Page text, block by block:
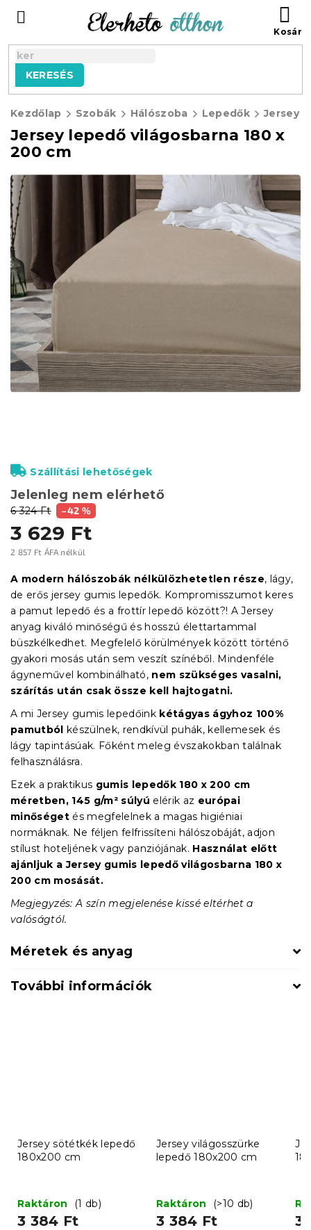
tartalomhoz
KERESÉS
Kezdőlap Szobák Hálószoba Lepedők Jersey
Jersey lepedő világosbarna 180 x
200 cm
6 324 Ft –42 %
3 629 Ft
2 857 Ft ÁFA nélkül
Jelenleg nem elérhető
Szállítási lehetőségek
A modern hálószobák nélkülözhetetlen része, lágy,
de erős jersey gumis lepedők. Kompromisszumot keres
a pamut lepedő és a frottír lepedő között?! A Jersey
anyag kiváló minőségű és hosszú élettartammal
büszkélkedhet. Megfelelő körülmények között történő
gyakori mosás után sem veszít színéből. Mindenféle
ágyneművel kombinálható, nem szükséges vasalni,
szárítás után csak össze kell hajtogatni.
A mi Jersey gumis lepedőink kétágyas ágyhoz 100%
pamutból készülnek, rendkívül puhák, kellemesek és
lágy tapintásúak. Főként meleg évszakokban találnak
felhasználásra.
Ezek a praktikus gumis lepedők 180 x 200 cm
méretben, 145 g/m² súlyú elérik az európai
minőséget és megfelelnek a magas higiéniai
normáknak. Ne féljen felfrissíteni hálószobáját, adjon
stílust hoteljének vagy panziójának. Használat előtt
ajánljuk a Jersey gumis lepedő világosbarna 180 x
200 cm mosását.
Megjegyzés: A szín megjelenése kissé eltérhet a
valóságtól.
Méretek és anyag
További információk
Jersey sötétkék lepedő
180x200 cm
Raktáron (1 db)
3 384 Ft
Jersey világosszürke
lepedő 180x200 cm
Raktáron (>10 db)
3 384 Ft 3